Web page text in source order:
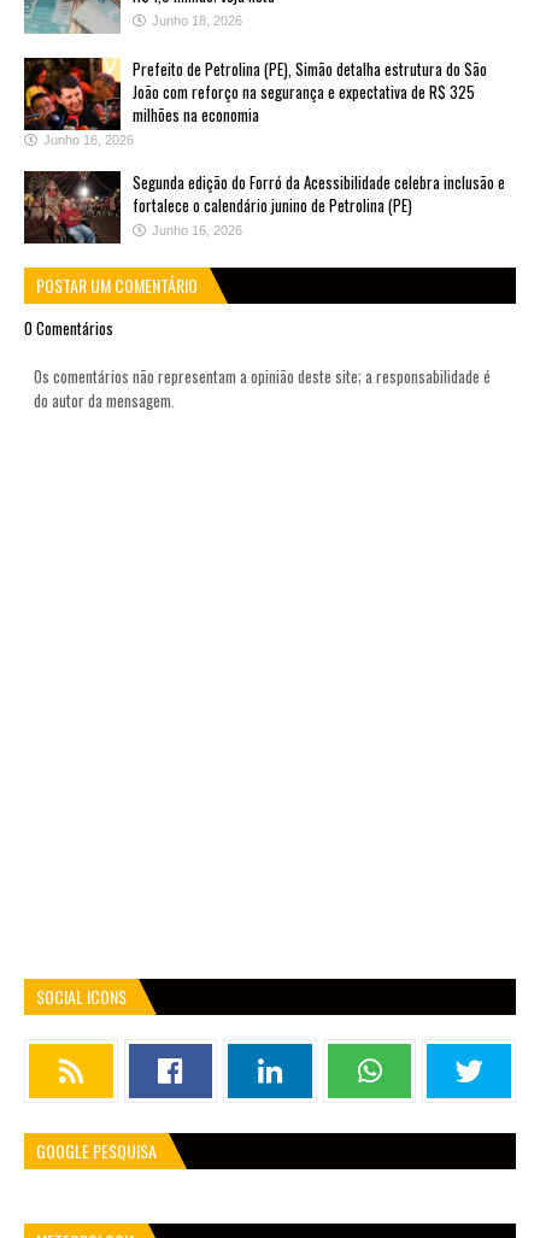
Junho 18, 2026
Prefeito de Petrolina (PE), Simão detalha estrutura do São
João com reforço na segurança e expectativa de R$ 325
milhões na economia
Junho 16, 2026
Segunda edição do Forró da Acessibilidade celebra inclusão e
fortalece o calendário junino de Petrolina (PE)
Junho 16, 2026
POSTAR UM COMENTÁRIO
0 Comentários
Os comentários não representam a opinião deste site; a responsabilidade é
do autor da mensagem.
SOCIAL ICONS
GOOGLE PESQUISA